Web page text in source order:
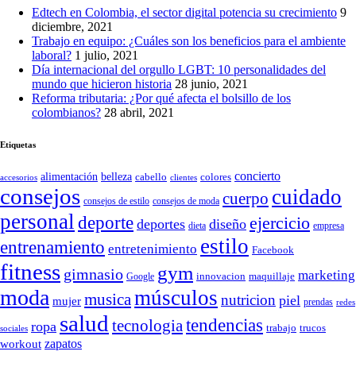
Edtech en Colombia, el sector digital potencia su crecimiento 9
diciembre, 2021
Trabajo en equipo: ¿Cuáles son los beneficios para el ambiente
laboral? 1 julio, 2021
Día internacional del orgullo LGBT: 10 personalidades del
mundo que hicieron historia 28 junio, 2021
Reforma tributaria: ¿Por qué afecta el bolsillo de los
colombianos? 28 abril, 2021
Etiquetas
accesorios alimentación belleza cabello clientes colores concierto
consejos consejos de estilo consejos de moda cuerpo cuidado
personaldeporte deportes dieta diseño ejercicio empresa
entrenamiento entretenimiento estilo Facebook
fitness gimnasio Google gym innovacion maquillaje marketing
moda mujer musicamúsculos nutricion piel prendas redes
sociales ropa salud tecnologiatendencias trabajo trucos
workout zapatos